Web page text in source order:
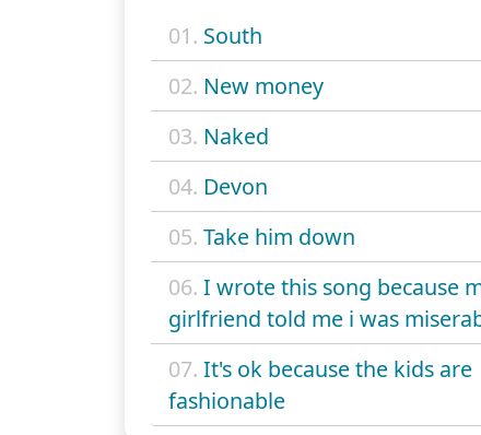
01. South
02. New money
03. Naked
04. Devon
05. Take him down
06. I wrote this song because
girlfriend told me i was
07. It's ok because the kids are
fashionable